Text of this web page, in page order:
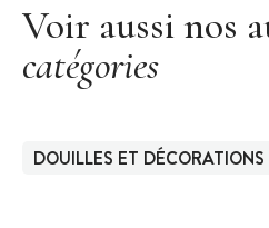
Voir aussi nos
catégories
DOUILLES ET DÉCORATIONS